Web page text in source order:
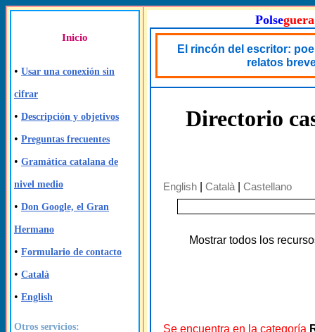
Inicio
• Usar una conexión sin
cifrar
• Descripción y objetivos
• Preguntas frecuentes
• Gramática catalana de
nivel medio
• Don Google, el Gran
Hermano
• Formulario de contacto
• Català
• English
Otros servicios:
Polseguera
El rincón del escritor:
relatos
Directorio
English Català Castellano
Mostrar todos los
Se encuentra en la categoría